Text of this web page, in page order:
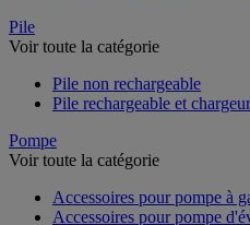
Pile
Voir toute la catégorie
Pile non rechargeable
Pile rechargeable et chargeur
Pompe
Voir toute la catégorie
Accessoires pour pompe à
Accessoires pour pompe